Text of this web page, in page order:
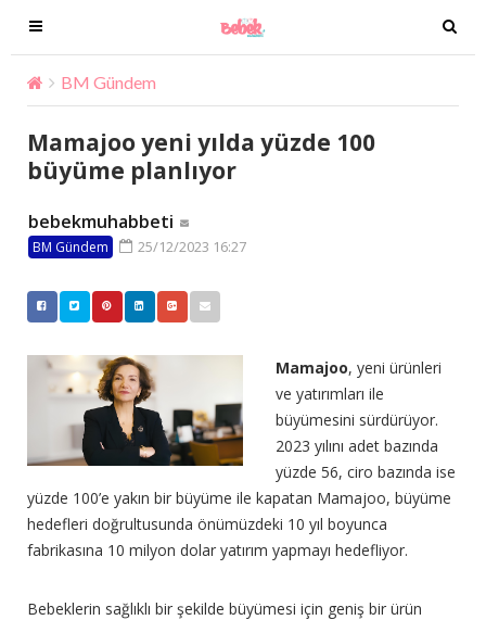
T
o
g
g
l
e
n
v
i
g
T
o
g
BM Gündem
Mamajoo yeni yılda yüzde 100
büyüme planlıyor
bebekmuhabbeti
BM Gündem 25/12/2023 16:27
Mamajoo, yeni ürünleri
ve yatırımları ile
büyümesini sürdürüyor.
2023 yılını adet bazında
yüzde 56, ciro bazında ise
yüzde 100’e yakın bir büyüme ile kapatan Mamajoo, büyüme
hedefleri doğrultusunda önümüzdeki 10 yıl boyunca
fabrikasına 10 milyon dolar yatırım yapmayı hedefliyor.
Bebeklerin sağlıklı bir şekilde büyümesi için geniş bir ürün